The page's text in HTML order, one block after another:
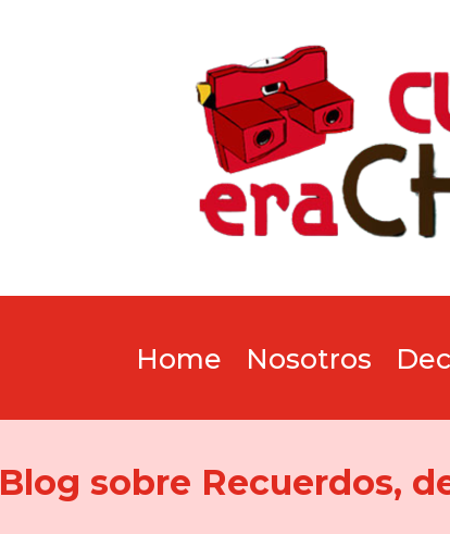
Home Nosotros
Blog sobre Recuerdos,